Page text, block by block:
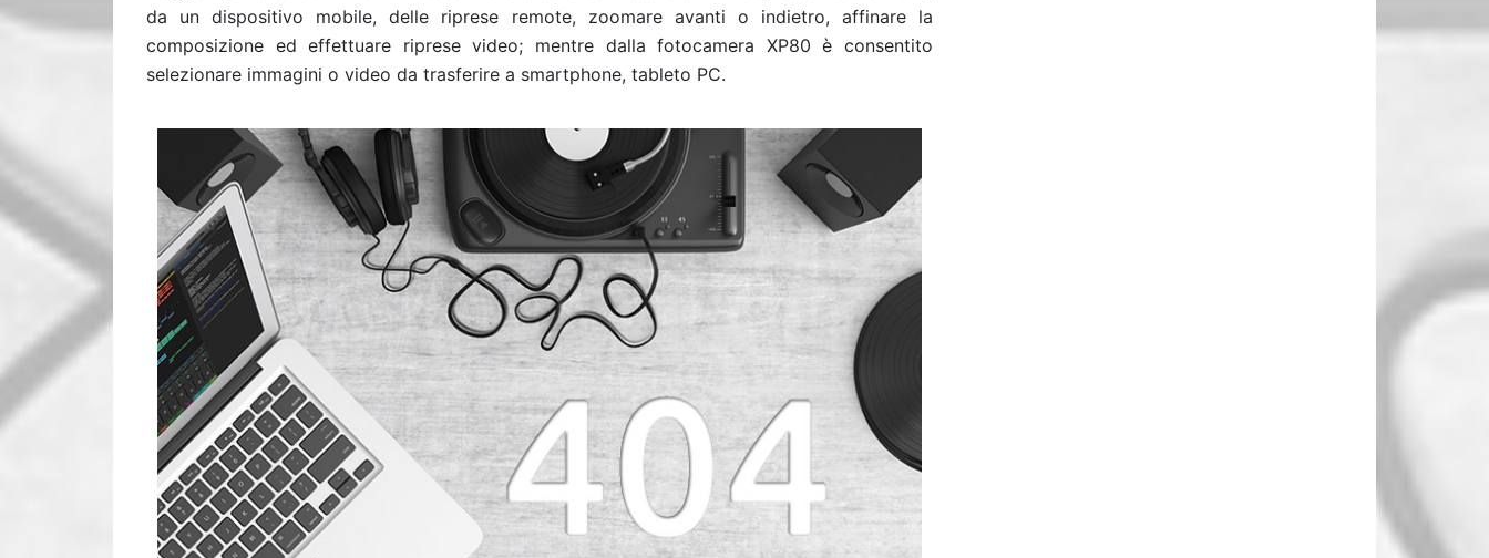
da un dispositivo mobile, delle riprese remote, zoomare avanti o indietro, affinare la
composizione ed effettuare riprese video; mentre dalla fotocamera XP80 è consentito
selezionare immagini o video da trasferire a smartphone, tableto PC.